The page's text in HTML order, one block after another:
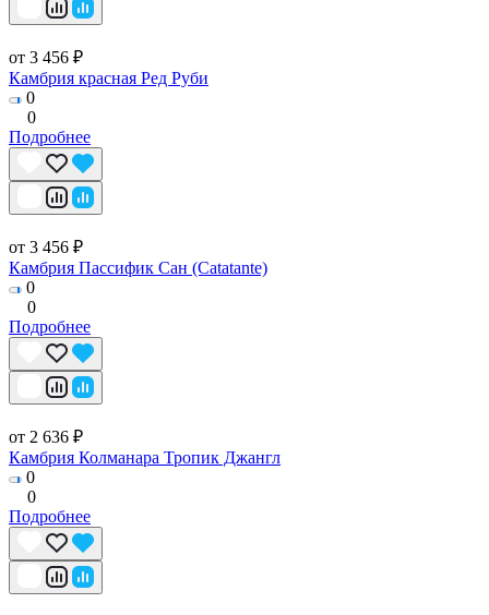
от 3 456 ₽
Камбрия красная Ред Руби
0
0
Подробнее
от 3 456 ₽
Камбрия Пассифик Сан (Catatante)
0
0
Подробнее
от 2 636 ₽
Камбрия Колманара Тропик Джангл
0
0
Подробнее